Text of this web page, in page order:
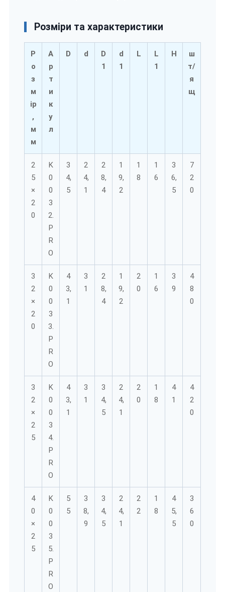
Розміри та характеристики
Р
о
з
м
ір
,
м
м
А
р
т
и
к
у
л
D d
D
1
d
1
L
L
1
H
ш
т/
я
щ
2
5
×
2
0
K
0
0
3
2.
P
R
O
3
4,
5
2
4,
1
2
8,
4
1
9,
2
1
8
1
6
3
6,
5
7
2
0
3
2
×
2
0
K
0
0
3
3.
P
R
O
4
3,
1
3
1
2
8,
4
1
9,
2
2
0
1
6
3
9
4
8
0
3
2
×
2
5
K
0
0
3
4.
P
R
O
4
3,
1
3
1
3
4,
5
2
4,
1
2
0
1
8
4
1
4
2
0
4
0
×
2
5
K
0
0
3
5.
P
R
O
5
5
3
8,
9
3
4,
5
2
4,
1
2
2
1
8
4
5,
5
3
6
0